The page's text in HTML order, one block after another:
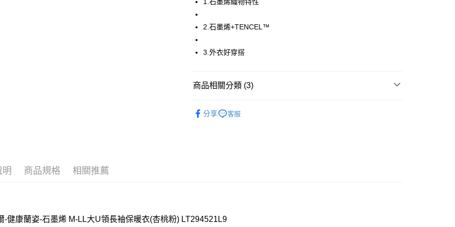
全家取貨付款
每筆NT$80，滿NT$1,000(含以上)免運費
付款後全家取貨
7-11取貨付款
付款後7-11取貨
2.石墨烯+TENCEL™
3.外衣好穿搭
商品相關分類 (3)
分享 客服
明 商品規格 相關推薦
-健康蘭姿-石墨烯 M-LL大U領長袖保暖衣(杏桃粉) LT294521L9